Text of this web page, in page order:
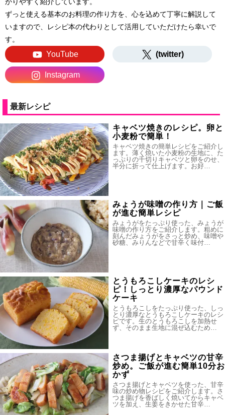
ずっと使える基本のお料理の作り方を、心を込めて丁寧に解説して
いますので、レシピ本の代わりとして活用していただけたら幸いで
す。
YouTube (twitter)
Instagram
最新レシピ
キャベツ焼きのレシピ。卵と
小麦粉で簡単！
キャベツ焼きの簡単レシピをご紹介し
ます。薄く焼いた小麦粉の生地に、た
っぷりの千切りキャベツと卵をのせ、
半分に折って仕上げます。お好…
みょうが味噌の作り方｜ご飯
が進む簡単レシピ
みょうがをたっぷり使った、みょうが
味噌の作り方をご紹介します。粗めに
刻んだみょうがをさっと炒め、味噌や
砂糖、みりんなどで甘辛く味付…
とうもろこしケーキのレシ
ピ！しっとり濃厚なパウンド
ケーキ
とうもろこしをたっぷり使った、しっ
とり濃厚なとうもろこしケーキのレシ
ピです。生のとうもろこしを加熱せ
ず、そのまま生地に混ぜ込むため…
さつま揚げとキャベツの甘辛
炒め。ご飯が進む簡単10分お
かず
さつま揚げとキャベツを使った、甘辛
味の炒め物レシピをご紹介します。さ
つま揚げを香ばしく焼いてからキャベ
ツを加え、生姜をきかせた甘辛…